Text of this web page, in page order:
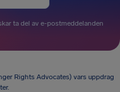
ta del av e-postmeddelanden
Rights Advocates) vars uppdrag